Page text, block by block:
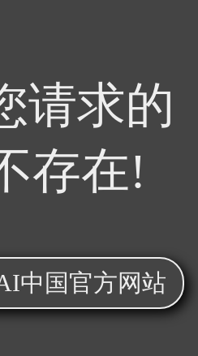
请求的
存在!
中国官方网站